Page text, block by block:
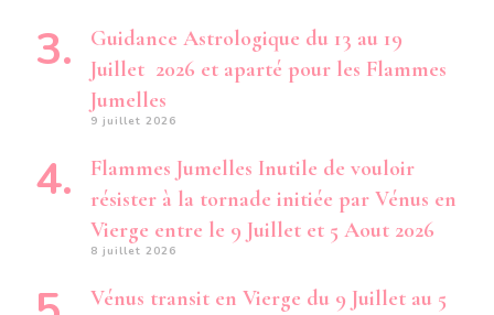
Guidance Astrologique du 13 au 19
Juillet 2026 et aparté pour les Flammes
Jumelles
9 juillet 2026
Flammes Jumelles Inutile de vouloir
résister à la tornade initiée par Vénus en
Vierge entre le 9 Juillet et 5 Aout 2026
8 juillet 2026
Vénus transit en Vierge du 9 Juillet au 5